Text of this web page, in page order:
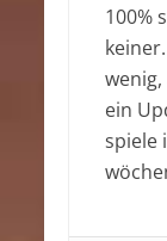
100%
ein
spiele